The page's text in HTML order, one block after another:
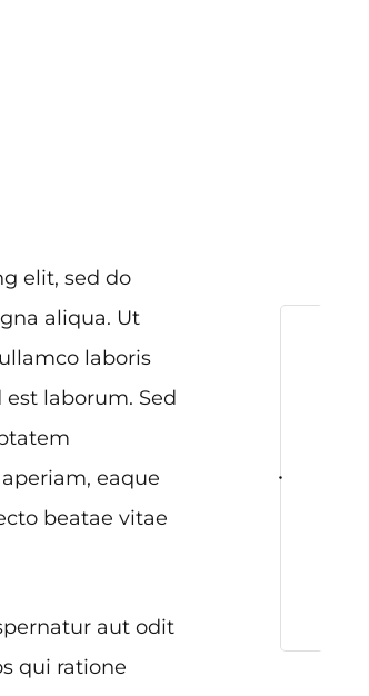
elit, sed do
aliqua. Ut
laboris
laborum. Sed
eaque
beatae vitae
aut odit
qui ratione